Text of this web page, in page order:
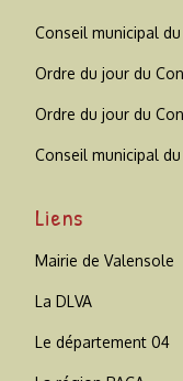
Conseil municipal
Ordre du jour du
Ordre du jour du
Conseil municipal
Liens
Mairie de Valensole
La DLVA
Le département 04